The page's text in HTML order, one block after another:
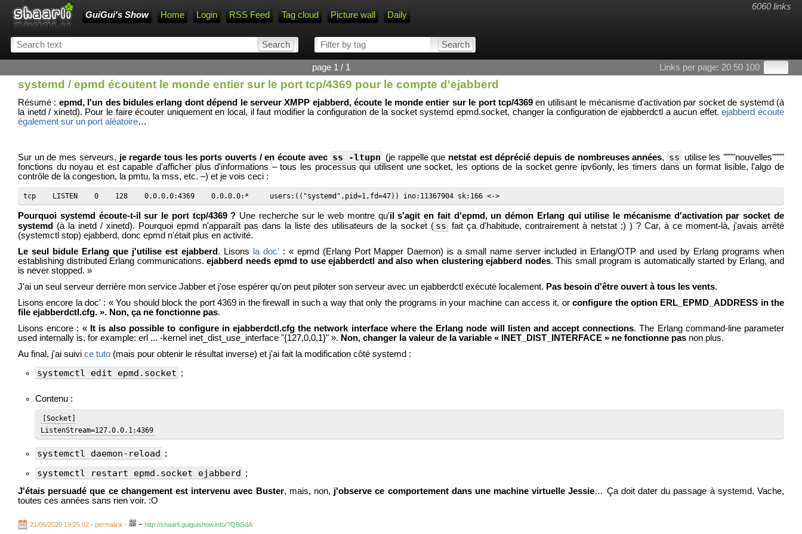
6060 links
GuiGui's Show
Home Login RSS Feed Tag cloud Picture wall Daily
Links per page: 20 50 100
page 1 / 1
systemd / epmd écoutent le monde entier sur le port tcp/4369 pour le compte d'ejabberd
Résumé : epmd, l'un des bidules erlang dont dépend le serveur XMPP ejabberd, écoute le monde entier sur le port tcp/4369 en utilisant le mécanisme d'activation par socket de systemd (à
la inetd / xinetd). Pour le faire écouter uniquement en local, il faut modifier la configuration de la socket systemd epmd.socket, changer la configuration de ejabberdctl a aucun effet.ejabberd écoute
également sur un port aléatoire…
Sur un de mes serveurs, je regarde tous les ports ouverts / en écoute avec ss -ltupn (je rappelle que netstat est déprécié depuis de nombreuses années, ss
utilise les """"nouvelles""""
fonctions du noyau et est capable d'afficher plus d'informations ‒ tous les processus qui utilisent une socket, les options de la socket genre ipv6only, les timers dans un format lisible, l'algo de
contrôle de la congestion, la pmtu, la mss, etc. ‒) et je vois ceci :
tcp    LISTEN    0    128    0.0.0.0:4369    0.0.0.0:*     users:(("systemd",pid=1,fd=47)) ino:11367904 sk:166 <->
Pourquoi systemd écoute-t-il sur le port tcp/4369 ? Une recherche sur le web montre qu'il s'agit en fait d'epmd, un démon Erlang qui utilise le mécanisme d'activation par socket de
systemd
(à la inetd / xinetd). Pourquoi epmd n'apparaît pas dans la liste des utilisateurs de la socket ( ss
fait ça d'habitude, contrairement à netstat ;) ) ? Car, à ce moment-là, j'avais arrêté
(systemctl stop) ejabberd, donc epmd n'était plus en activité.
Le seul bidule Erlang que j'utilise est ejabberd . Lisons la doc' : « epmd (Erlang Port Mapper Daemon) is a small name server included in Erlang/OTP and used by Erlang programs when
establishing distributed Erlang communications.ejabberd needs epmd to use ejabberdctl and also when clustering ejabberd nodes. This small program is automatically started by Erlang, and
is never stopped. »
J'ai un seul serveur derrière mon service Jabber et j'ose espérer qu'on peut piloter son serveur avec un ejabberdctl exécuté localement. Pas besoin d'être ouvert à tous les vents.
Lisons encore la doc' : « You should block the port 4369 in the firewall in such a way that only the programs in your machine can access it, orconfigure the option ERL_EPMD_ADDRESS in the
file ejabberdctl.cfg. ». Non, ça ne fonctionne pas.
Lisons encore : « It is also possible to configure in ejabberdctl.cfg the network interface where the Erlang node will listen and accept connections. The Erlang command-line parameter
used internally is, for example: erl ... -kernel inet_dist_use_interface "{127,0,0,1}" ». Non, changer la valeur de la variable « INET_DIST_INTERFACE » ne fonctionne pas non plus.
Au final, j'ai suivi ce tuto (mais pour obtenir le résultat inverse) et j'ai fait la modification côté systemd :
systemctl edit epmd.socket ;
Contenu :
[Socket]
ListenStream=127.0.0.1:4369
systemctl daemon-reload ;
systemctl restart epmd.socket ejabberd ;
J'étais persuadé que ce changement est intervenu avec Buster, mais, non, j'observe ce comportement dans une machine virtuelle Jessie… Ça doit dater du passage à systemd. Vache,
toutes ces années sans rien voir. :O
21/06/2020 19:25:02 - permalink - - http://shaarli.guiguishow.info/?Q8iSdA